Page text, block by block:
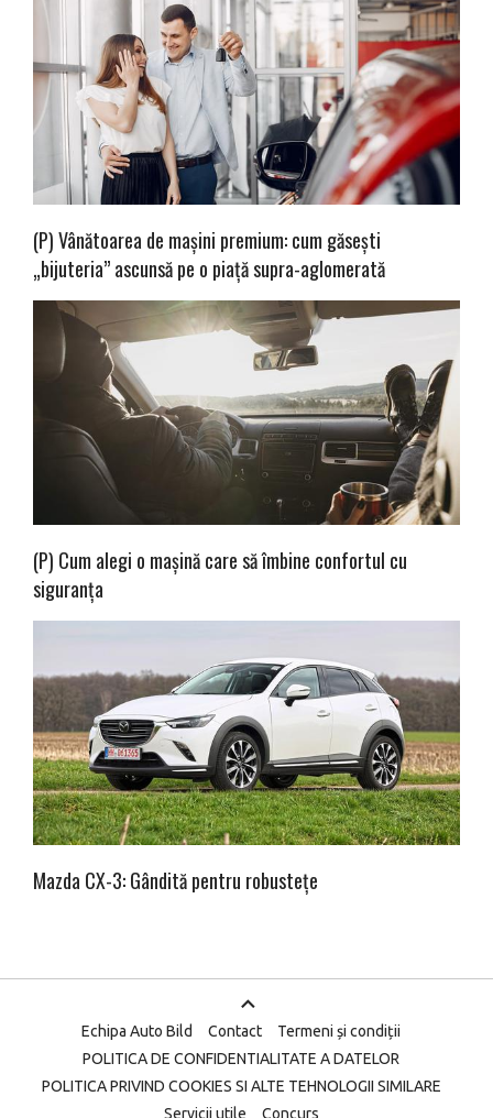
(P) Vânătoarea de mașini premium: cum găsești
„bijuteria” ascunsă pe o piață supra-aglomerată
(P) Cum alegi o mașină care să îmbine confortul cu
siguranța
Mazda CX-3: Gândită pentru robustețe
Echipa Auto Bild Contact
Termeni și condiții
POLITICA DE CONFIDENTIALITATE A DATELOR
POLITICA PRIVIND COOKIES SI ALTE TEHNOLOGII SIMILARE
Servicii utile
Concurs